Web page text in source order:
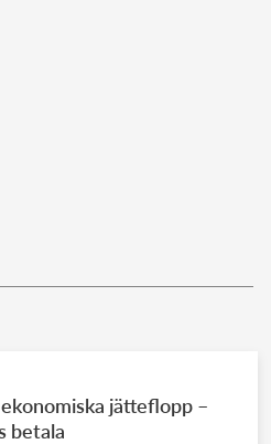
jätteflopp –
betala